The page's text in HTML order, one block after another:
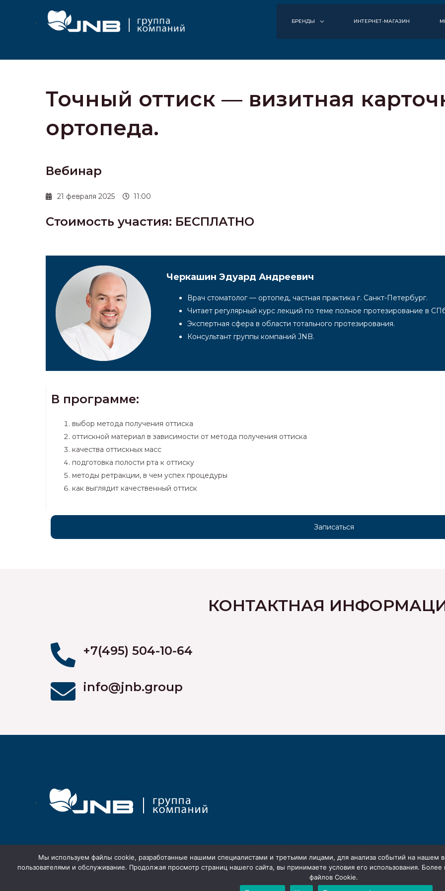
БРЕНДЫ ИНТЕРНЕТ-МАГАЗИН
Точный оттиск — визитная
ортопеда.
Вебинар
21 февраля 2025 11:00
Стоимость участия: БЕСПЛАТНО
Черкашин Эдуард Андреевич
Врач стоматолог — ортопед, частная практика г. Санкт-Петербург.
Читает регулярный курс лекций по теме полное протезирование в
Экспертная сфера в области тотального протезирования.
Консультант группы компаний JNB.
В программе:
выбор метода получения оттиска
оттискной материал в зависимости от метода получения оттиска
качества оттискных масс
подготовка полости рта к оттиску
методы ретракции, в чем успех процедуры
как выглядит качественный оттиск
Записаться
КОНТАКТНАЯ
+7(495) 504-10-64
info@jnb.group
Согласие на обработку
Мы используем файлы cookie, разработанные нашими специалистами и третьими лицами, для анализа событий на нашем
пользователями и обслуживание. Продолжая просмотр страниц нашего сайта, вы принимаете условия его использования.
файлов Cookie.